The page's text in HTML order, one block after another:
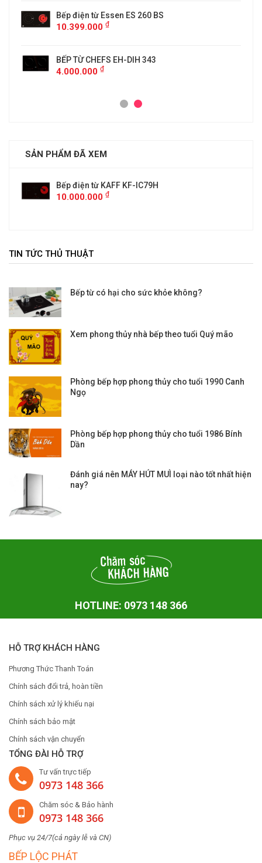
Bếp điện từ Essen ES 260 BS
10.399.000 ₫
BẾP TỪ CHEFS EH-DIH 343
4.000.000 ₫
SẢN PHẨM ĐÃ XEM
Bếp điện từ KAFF KF-IC79H
10.000.000 ₫
TIN TỨC THỦ THUẬT
Bếp từ có hại cho sức khỏe không?
Xem phong thủy nhà bếp theo tuổi Quý mão
Phòng bếp hợp phong thủy cho tuổi 1990 Canh
Ngọ
Phòng bếp hợp phong thủy cho tuổi 1986 Bính
Dần
Đánh giá nên MÁY HÚT MUÌ loại nào tốt nhất hiện
nay?
HOTLINE: 0973 148 366
HỖ TRỢ KHÁCH HÀNG
Phương Thức Thanh Toán
Chính sách đổi trả, hoàn tiền
Chính sách xử lý khiếu nại
Chính sách bảo mật
Chính sách vận chuyển
TỔNG ĐÀI HỖ TRỢ
Tư vấn trực tiếp
0973 148 366
Chăm sóc & Bảo hành
0973 148 366
Phục vụ 24/7(cả ngày lễ và CN)
BẾP LỘC PHÁT